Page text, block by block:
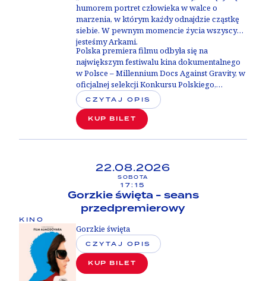
humorem portret człowieka w walce o
marzenia, w którym każdy odnajdzie cząstkę
siebie. W pewnym momencie życia wszyscy
jesteśmy Arkami.
Polska premiera filmu odbyła się na
największym festiwalu kina dokumentalnego
w Polsce –Millennium Docs Against Gravity, w
oficjalnej selekcji Konkursu Polskiego,
zdobywającWyróżnienie Stowarzyszenia Kin
Studyjnych.
CZYTAJ OPIS
KUP BILET
22.08.2026
SOBOTA
17:15
Gorzkie święta - seans
przedpremierowy
KINO
Gorzkie święta
CZYTAJ OPIS
KUP BILET